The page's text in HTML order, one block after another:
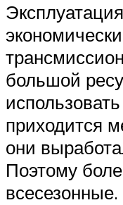
большой
приходится
они
Поэтому
всесезонные.